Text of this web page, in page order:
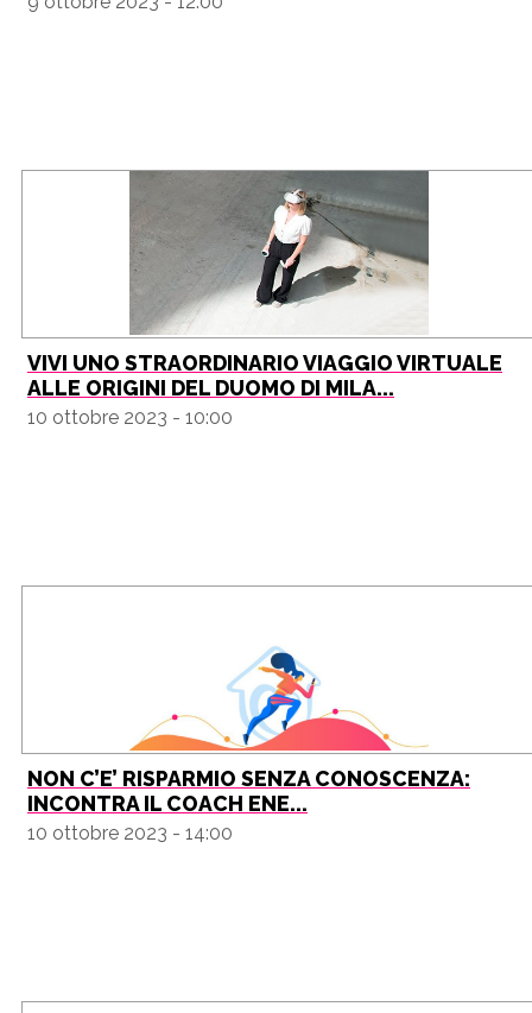
VIVI UNO STRAORDINARIO VIAGGIO VIRTUALE
ALLE ORIGINI DEL DUOMO DI MILA...
10 ottobre 2023 - 10:00
NON C’E’ RISPARMIO SENZA CONOSCENZA:
INCONTRA IL COACH ENE...
10 ottobre 2023 - 14:00